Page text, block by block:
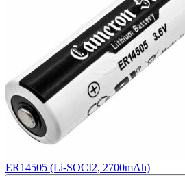
ER14505 (Li-SOCI2, 2700mAh)